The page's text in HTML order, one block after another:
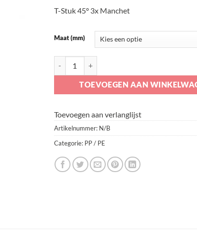
T-Stuk 45° 3x Manchet
Maat (mm)
TOEVOEGEN AAN
Toevoegen aan verlanglijst
Artikelnummer: N/B
Categorie: PP / PE